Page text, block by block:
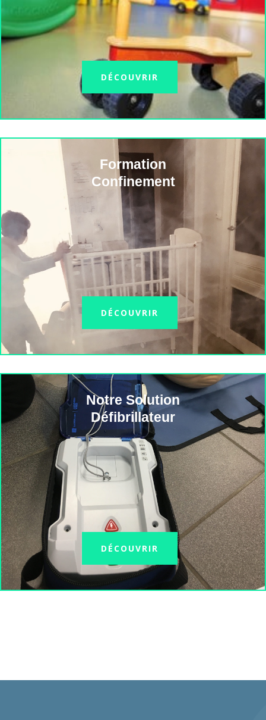
DÉCOUVRIR
Formation
Confinement
DÉCOUVRIR
Notre Solution
Défibrillateur
DÉCOUVRIR